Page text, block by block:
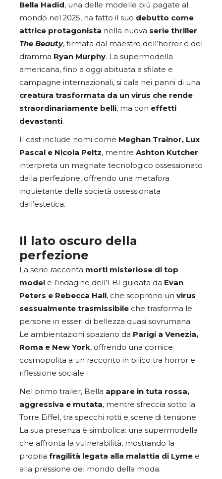
Bella Hadid, una delle modelle più pagate al
mondo nel 2025, ha fatto il suo debutto come
attrice protagonista nella nuova serie thriller
The Beauty, firmata dal maestro dell’horror e del
dramma Ryan Murphy. La supermodella
americana, fino a oggi abituata a sfilate e
campagne internazionali, si cala nei panni di una
creatura trasformata da un virus che rende
straordinariamente belli, ma con effetti
devastanti.
Il cast include nomi come Meghan Trainor, Lux
Pascal e Nicola Peltz, mentre Ashton Kutcher
interpreta un magnate tecnologico ossessionato
dalla perfezione, offrendo una metafora
inquietante della società ossessionata
dall’estetica.
Il lato oscuro della
perfezione
La serie racconta morti misteriose di top
model e l’indagine dell’FBI guidata da Evan
Peters e Rebecca Hall, che scoprono un virus
sessualmente trasmissibile che trasforma le
persone in esseri di bellezza quasi sovrumana.
Le ambientazioni spaziano da Parigi a Venezia,
Roma e New York, offrendo una cornice
cosmopolita a un racconto in bilico tra horror e
riflessione sociale.
Nel primo trailer, Bella appare in tuta rossa,
aggressiva e mutata, mentre sfreccia sotto la
Torre Eiffel, tra specchi rotti e scene di tensione.
La sua presenza è simbolica: una supermodella
che affronta la vulnerabilità, mostrando la
propria fragilità legata alla malattia di Lyme e
alla pressione del mondo della moda.